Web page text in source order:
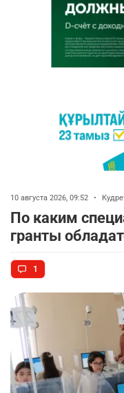
10 августа 2026, 09:52 •
По каким
гранты
1